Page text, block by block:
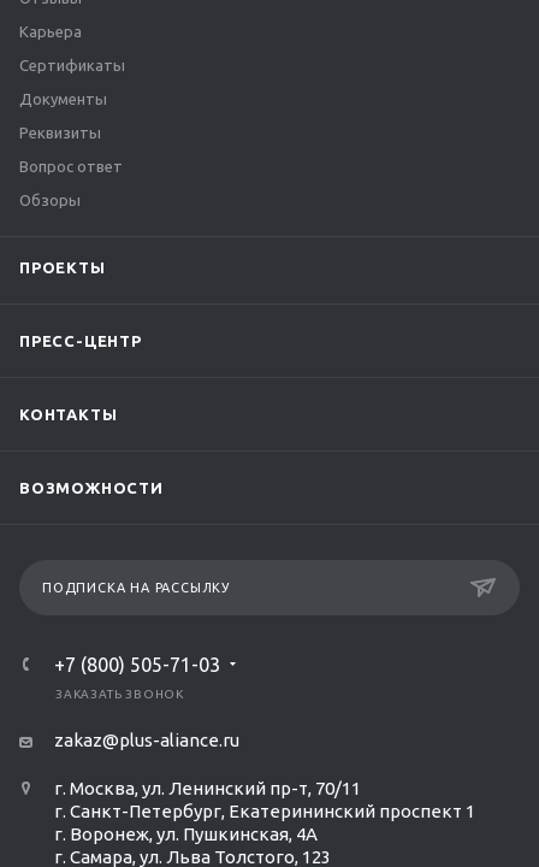
Карьера
Сертификаты
Документы
Реквизиты
Вопрос ответ
Обзоры
ПРОЕКТЫ
ПРЕСС-ЦЕНТР
КОНТАКТЫ
ВОЗМОЖНОСТИ
ПОДПИСКА НА РАССЫЛКУ
+7 (800) 505-71-03
ЗАКАЗАТЬ ЗВОНОК
zakaz@plus-aliance.ru
г. Москва, ул. Ленинский пр-т, 70/11
г. Санкт-Петербург, Екатерининский проспект 1
г. Воронеж, ул. Пушкинская, 4А
г. Самара, ул. Льва Толстого, 123